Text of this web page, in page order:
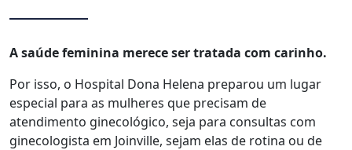
A saúde feminina merece ser tratada com carinho.
Por isso, o Hospital Dona Helena preparou um lugar
especial para as mulheres que precisam de
atendimento ginecológico, seja para consultas com
ginecologista em Joinville, sejam elas de rotina ou de